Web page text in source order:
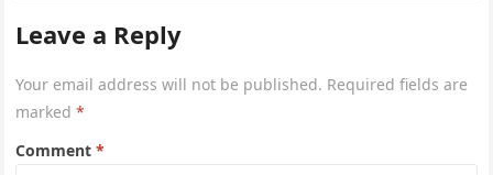
Leave a Reply
Your email address will not be published. Required fields are
marked*
Comment*